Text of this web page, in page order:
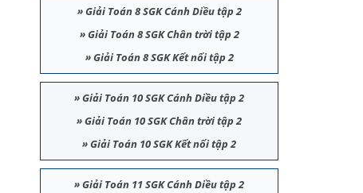
»Giải Toán 8 SGK Cánh Diều tập 2
»Giải Toán 8 SGK Chân trời tập 2
»Giải Toán 8 SGK Kết nối tập 2
»Giải Toán 10 SGK Cánh Diều tập 2
»Giải Toán 10 SGK Chân trời tập 2
»Giải Toán 10 SGK Kết nối tập 2
»Giải Toán 11 SGK Cánh Diều tập 2